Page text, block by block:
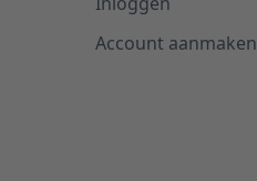
Account aanmaken